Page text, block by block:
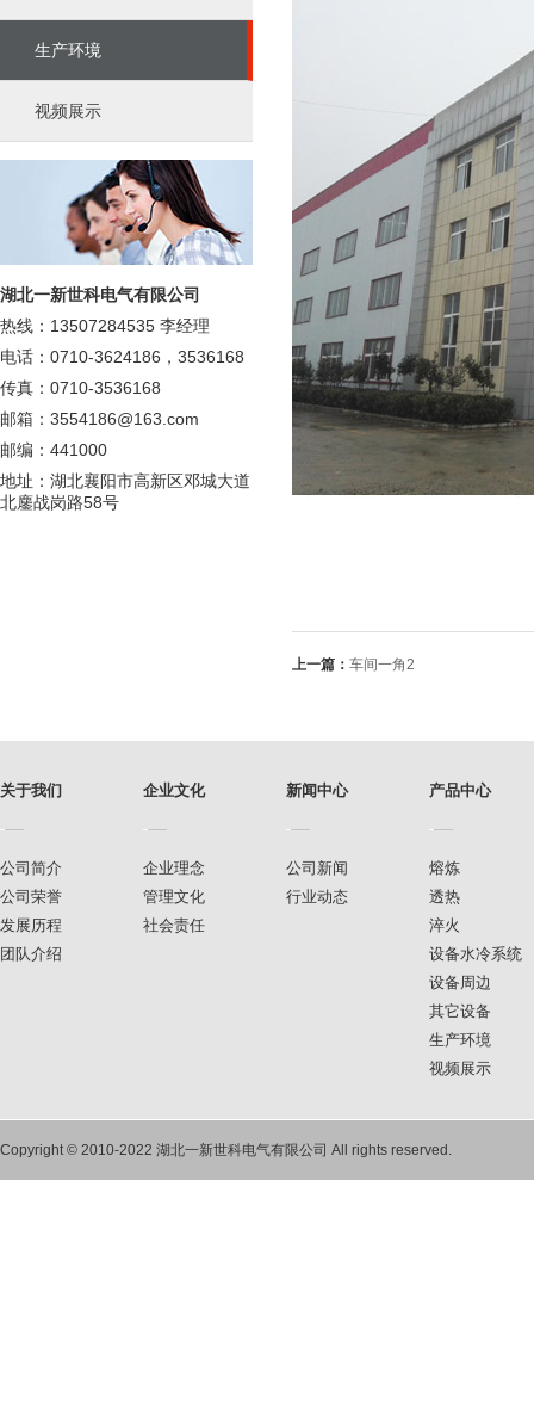
生产环境
视频展示
湖北一新世科电气有限公司
热线：13507284535 李经理
电话：0710-3624186，3536168
传真：0710-3536168
邮箱：3554186@163.com
邮编：441000
地址：湖北襄阳市高新区邓城大道
北鏖战岗路58号
上一篇： 车间一角2
关于我们
公司简介
公司荣誉
发展历程
团队介绍
企业文化
企业理念
管理文化
社会责任
新闻中心
公司新闻
行业动态
产品中心
熔炼
透热
淬火
设备水冷系统
设备周边
其它设备
生产环境
视频展示
Copyright © 2010-2022 湖北一新世科电气有限公司 All rights reserved.